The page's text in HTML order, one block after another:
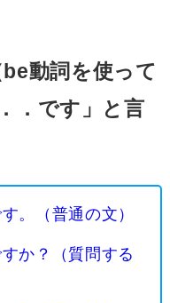
動詞を使って
．です」と言
。（普通の文）
か？（質問する